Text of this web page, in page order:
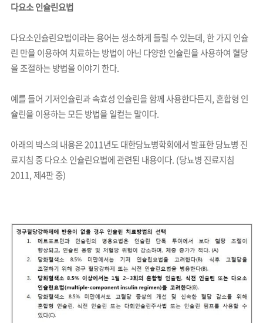
다요소 인슐린요법
다요소인슐린요법이라는 용어는 생소하게 들릴 수 있는데, 한 가지 인슐
린 만을 이용하여 치료하는 방법이 아닌 다양한 인슐린을 사용하여 혈당
을 조절하는 방법을 이야기 한다.
예를 들어 기저인슐린과 속효성 인슐린을 함께 사용한다든지, 혼합형 인
슐린을 이용하는 모든 방법을 일컫는 말이다.
아래의 박스의 내용은 2011년도 대한당뇨병학회에서 발표한 당뇨병 진
료지침 중 다요소 인슐린요법에 관련된 내용이다. (당뇨병 진료지침
2011, 제4판 중)